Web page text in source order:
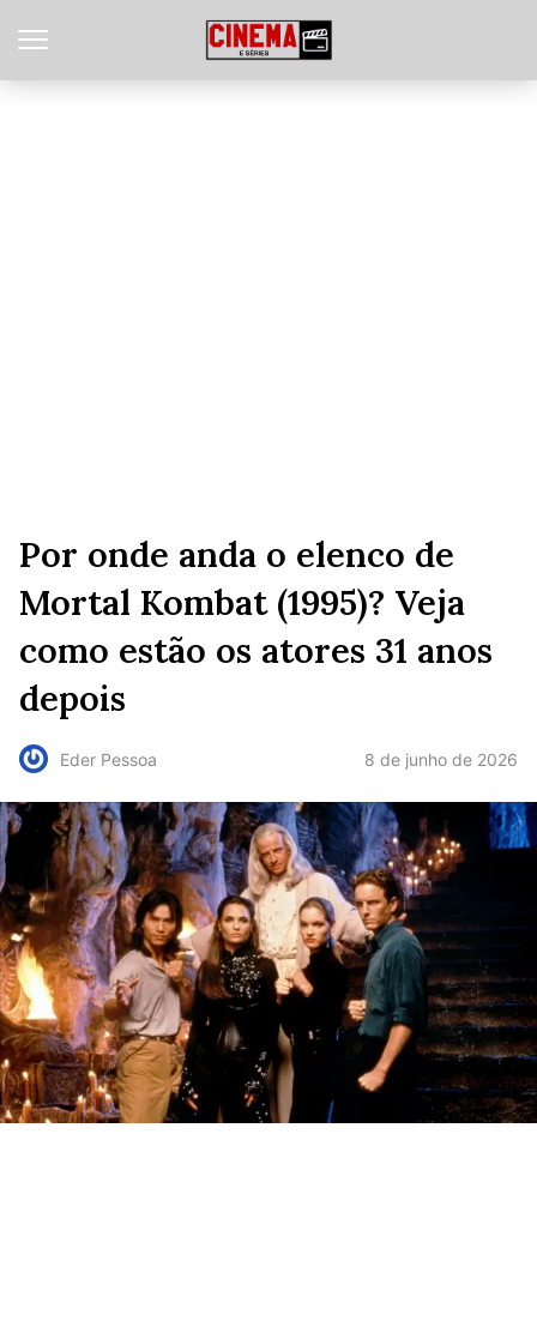
Por onde anda o elenco de
Mortal Kombat (1995)? Veja
como estão os atores 31 anos
depois
Eder Pessoa 8 de junho de 2026